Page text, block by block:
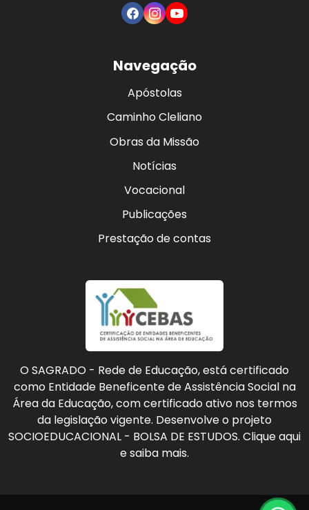
Navegação
Apóstolas
Caminho Cleliano
Obras da Missão
Notícias
Vocacional
Publicações
Prestação de contas
O SAGRADO - Rede de Educação, está certificado
como Entidade Beneficente de Assistência Social na
Área da Educação, com certificado ativo nos termos
da legislação vigente. Desenvolve o projeto
SOCIOEDUCACIONAL - BOLSA DE ESTUDOS. Clique aqui
e saiba mais.